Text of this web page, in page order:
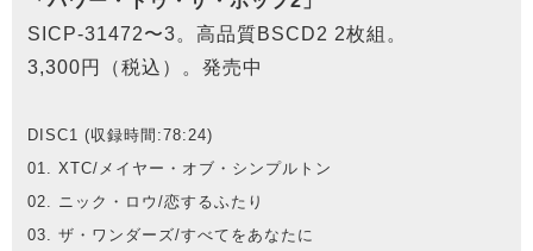
SICP-31472〜3。高品質BSCD2 2枚組。
3,300円（税込）。発売中
DISC1 (収録時間:78:24)
01. XTC/メイヤー・オブ・シンプルトン
02. ニック・ロウ/恋するふたり
03. ザ・ワンダーズ/すべてをあなたに